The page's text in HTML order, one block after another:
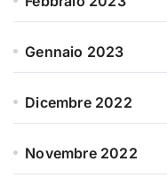
Gennaio 2023
Dicembre 2022
Novembre 2022